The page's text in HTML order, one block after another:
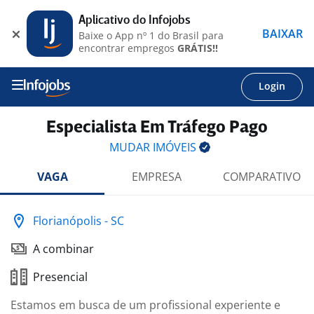
Login
Especialista Em Tráfego Pago
MUDAR IMÓVEIS
VAGA
EMPRESA COMPARATIVO
Florianópolis - SC
A combinar
Presencial
Estamos em busca de um profissional experiente e
Aplicativo do Infojobs
Baixe o App nº 1 do Brasil para
encontrar empregos GRÁTIS!!
BAIXAR